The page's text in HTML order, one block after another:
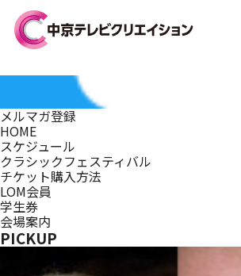
お知らせ
スケジュール
イベントを探す
メルマガ登録
HOME
スケジュール
クラシックフェスティバル
チケット購入方法
LOM会員
学生券
会場案内
PICKUP